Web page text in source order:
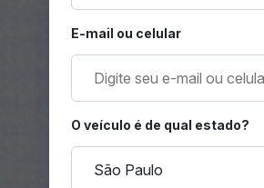
E-mail ou celular
O veículo é de qual estado?
São Paulo